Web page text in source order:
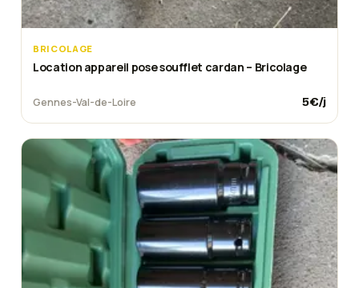
BRICOLAGE
Location appareil pose soufflet cardan – Bricolage
Gennes-Val-de-Loire 5€/j